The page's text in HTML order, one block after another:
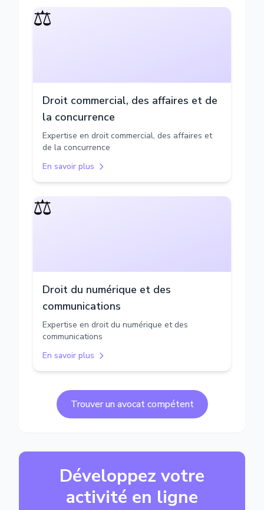
⚖️
Droit commercial, des affaires et de
la concurrence
Expertise en droit commercial, des affaires et
de la concurrence
En savoir plus
⚖️
Droit du numérique et des
communications
Expertise en droit du numérique et des
communications
En savoir plus
Trouver un avocat compétent
Développez votre
activité en ligne